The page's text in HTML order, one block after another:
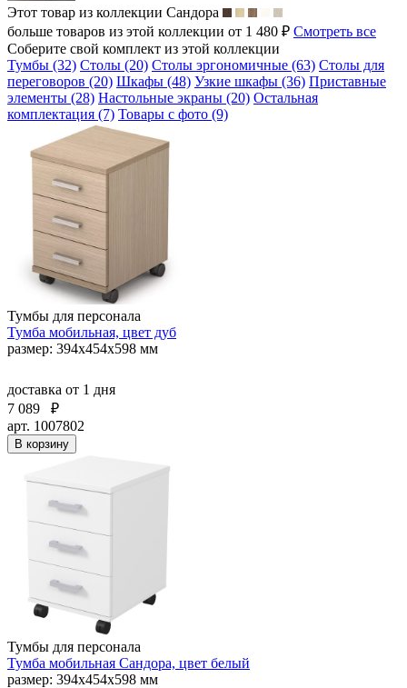
Этот товар из коллекции Сандора
больше товаров из этой коллекции от 1 480 ₽ Смотреть все
Соберите свой комплект из этой коллекции
Тумбы (32) Столы (20) Столы эргономичные (63) Столы для
переговоров (20) Шкафы (48) Узкие шкафы (36) Приставные
элементы (28) Настольные экраны (20) Остальная
комплектация (7) Товары с фото (9)
Тумбы для персонала
Тумба мобильная, цвет дуб
размер: 394х454х598 мм
доставка от 1 дня
7 089
₽
арт. 1007802
В корзину
Тумбы для персонала
Тумба мобильная Сандора, цвет белый
размер: 394х454х598 мм